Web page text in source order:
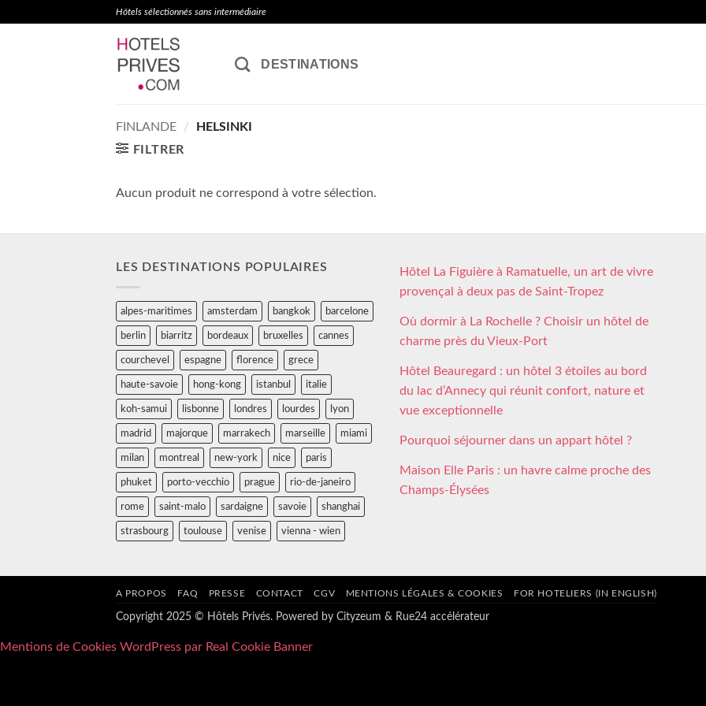
Hôtels sélectionnés sans intermédiaire
DESTINATIONS
FINLANDE /
HELSINKI
FILTRER
Aucun produit ne correspond à votre sélection.
LES DESTINATIONS POPULAIRES
alpes-maritimes amsterdam bangkok barcelone
berlin biarritz bordeaux bruxelles cannes
courchevel espagne florence grece
haute-savoie hong-kong istanbul italie
koh-samui lisbonne londres lourdes lyon
madrid majorque marrakech marseille miami
milan montreal new-york nice paris
phuket porto-vecchio prague rio-de-janeiro
rome saint-malo sardaigne savoie shanghai
strasbourg toulouse venise vienna - wien
Hôtel La Figuière à Ramatuelle, un art de vivre
provençal à deux pas de Saint-Tropez
Où dormir à La Rochelle ? Choisir un hôtel de
charme près du Vieux-Port
Hôtel Beauregard : un hôtel 3 étoiles au bord
du lac d’Annecy qui réunit confort, nature et
vue exceptionnelle
Pourquoi séjourner dans un appart hôtel ?
Maison Elle Paris : un havre calme proche des
Champs-Élysées
A PROPOS FAQ PRESSE CONTACT CGV MENTIONS LÉGALES & COOKIES FOR HOTELIERS (IN ENGLISH)
Copyright 2025 © Hôtels Privés. Powered by Cityzeum & Rue24 accélérateur
Mentions de Cookies WordPress par Real Cookie Banner